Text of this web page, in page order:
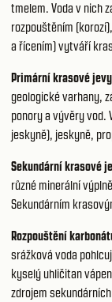
tmelem. Voda v nich
rozpouštěním
a řícením) vytváří
Primární krasové jevy
geologické varhany,
ponory a vývěry vod.
jeskyně), jeskyně,
Sekundární krasové
různé minerální
Sekundárním
Rozpouštění
srážková voda
kyselý uhličitan
zdrojem